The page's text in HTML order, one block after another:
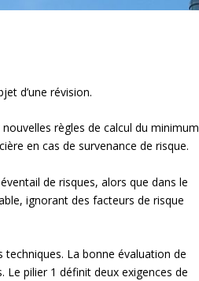
d’une révision.
règles de calcul du minimum
en cas de survenance de risque.
de risques, alors que dans le
ignorant des facteurs de risque
La bonne évaluation de
pilier 1 définit deux exigences de